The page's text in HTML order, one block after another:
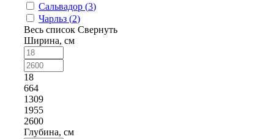
Сальвадор (3)
Чарльз (2)
Весь список Свернуть
Ширина, см
18
664
1309
1955
2600
Глубина, см